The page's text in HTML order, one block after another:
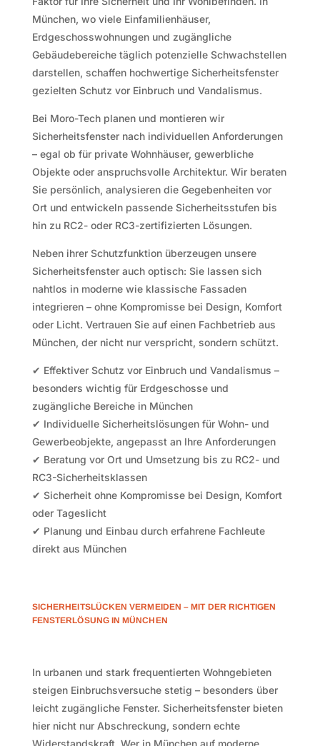
München, wo viele Einfamilienhäuser,
Erdgeschosswohnungen und zugängliche
Gebäudebereiche täglich potenzielle Schwachstellen
darstellen, schaffen hochwertige Sicherheitsfenster
gezielten Schutz vor Einbruch und Vandalismus.
Bei Moro-Tech planen und montieren wir
Sicherheitsfenster nach individuellen Anforderungen
– egal ob für private Wohnhäuser, gewerbliche
Objekte oder anspruchsvolle Architektur. Wir beraten
Sie persönlich, analysieren die Gegebenheiten vor
Ort und entwickeln passende Sicherheitsstufen bis
hin zu RC2- oder RC3-zertifizierten Lösungen.
Neben ihrer Schutzfunktion überzeugen unsere
Sicherheitsfenster auch optisch: Sie lassen sich
nahtlos in moderne wie klassische Fassaden
integrieren – ohne Kompromisse bei Design, Komfort
oder Licht. Vertrauen Sie auf einen Fachbetrieb aus
München, der nicht nur verspricht, sondern schützt.
✔ Effektiver Schutz vor Einbruch und Vandalismus –
besonders wichtig für Erdgeschosse und
zugängliche Bereiche in München
✔ Individuelle Sicherheitslösungen für Wohn- und
Gewerbeobjekte, angepasst an Ihre Anforderungen
✔ Beratung vor Ort und Umsetzung bis zu RC2- und
RC3-Sicherheitsklassen
✔ Sicherheit ohne Kompromisse bei Design, Komfort
oder Tageslicht
✔ Planung und Einbau durch erfahrene Fachleute
direkt aus München
SICHERHEITSLÜCKEN VERMEIDEN – MIT DER RICHTIGEN
FENSTERLÖSUNG IN MÜNCHEN
In urbanen und stark frequentierten Wohngebieten
steigen Einbruchsversuche stetig – besonders über
leicht zugängliche Fenster. Sicherheitsfenster bieten
hier nicht nur Abschreckung, sondern echte
Widerstandskraft. Wer in München auf moderne